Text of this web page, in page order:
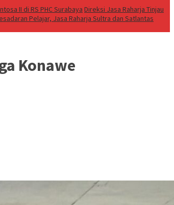
II di RS PHC Surabaya Direksi Jasa Raharja Tinjau
Pelajar, Jasa Raharja Sultra dan Satlantas
Konawe